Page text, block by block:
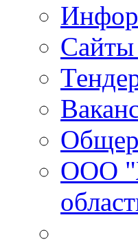
ООО